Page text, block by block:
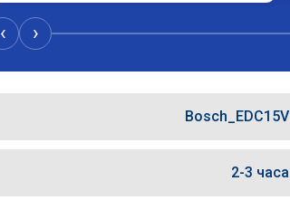
может 🤣машина едет не в себя, еще раз
спасибо вам!!!!!!!
‹ ›
Bosch_EDC15V
2-3 часа